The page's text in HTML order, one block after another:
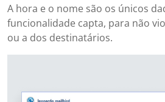
A hora e o nome são os únicos
funcionalidade capta, para não
ou a dos destinatários.